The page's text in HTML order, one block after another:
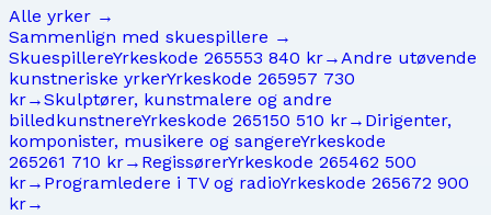
Alle yrker →
Sammenlign med skuespillere →
SkuespillereYrkeskode 265553 840 kr→ Andre utøvende
kunstneriske yrkerYrkeskode 265957 730
kr→Skulptører, kunstmalere og andre
billedkunstnereYrkeskode 265150 510 kr→ Dirigenter,
komponister, musikere og sangereYrkeskode
265261 710 kr→ RegissørerYrkeskode 265462 500
kr→ Programledere i TV og radioYrkeskode 265672 900
kr→